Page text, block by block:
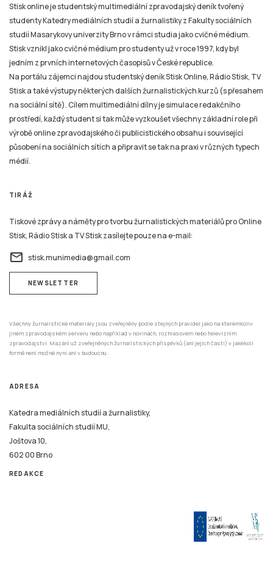
Stisk online je studentský multimediální zpravodajský deník tvořený
studenty Katedry mediálních studií a žurnalistiky z Fakulty sociálních
studií Masarykovy univerzity Brno v rámci studia jako cvičné médium.
Stisk vznikl jako cvičné médium pro studenty už v roce 1997, kdy byl
jedním z prvních internetových časopisů v České republice.
Na portálu zájemci najdou studentský deník Stisk Online, Rádio Stisk, TV
Stisk a také výstupy některých dalších žurnalistických kurzů (s přesahem
na sociální sítě). Cílem multimediální dílny je simulace redakčního
prostředí, každý student si tak může vyzkoušet všechny základní role při
výrobě online zpravodajského či publicistického obsahu i související
působení na sociálních sítích a připravit se tak na praxi v různých typech
médií.
TIRÁŽ
Tiskové zprávy a náměty pro tvorbu žurnalistických materiálů pro Online
Stisk, Rádio Stisk a TV Stisk zasílejte pouze na e-mail:
email stisk.munimedia@gmail.com
NEWSLETTER
Všechny žurnalistické materiály jsou zveřejněny podle stejných pravidel jako na kterémkoliv
jiném zpravodajském serveru nebo například v novinách, rozhlasovém nebo televizním
zpravodajství. Mazání už zveřejněných žurnalistických příspěvků (ani jejich částí) v jakékoli
formě není možné nyní ani v budoucnu.
ADRESA
Katedra mediálních studií a žurnalistiky,
Fakulta sociálních studií MU,
Joštova 10,
602 00 Brno
REDAKCE